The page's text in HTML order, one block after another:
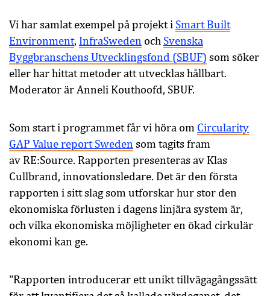
Vi har samlat exempel på projekt i Smart Built
Environment, InfraSweden och Svenska
Byggbranschens Utvecklingsfond (SBUF) som söker
eller har hittat metoder att utvecklas hållbart.
Moderator är Anneli Kouthoofd, SBUF.
Som start i programmet får vi höra om Circularity
GAP Value report Sweden som tagits fram
av RE:Source. Rapporten presenteras av Klas
Cullbrand, innovationsledare. Det är den första
rapporten i sitt slag som utforskar hur stor den
ekonomiska förlusten i dagens linjära system är,
och vilka ekonomiska möjligheter en ökad cirkulär
ekonomi kan ge.
"Rapporten introducerar ett unikt tillvägagångssätt